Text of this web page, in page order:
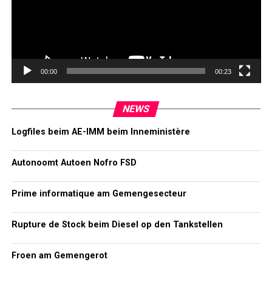
00:00 00:23
NEWS
Logfiles beim AE-IMM beim Inneministère
Autonoomt Autoen Nofro FSD
Prime informatique am Gemengesecteur
Rupture de Stock beim Diesel op den Tankstellen
Froen am Gemengerot